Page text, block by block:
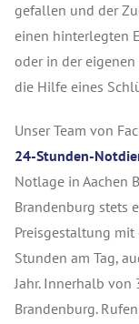
gefallen und der
einen hinterlegten
oder in der
die Hilfe eines
Unser Team von
24-Stunden-
Notlage in Aachen
Brandenburg stets
Preisgestaltung
Stunden am Tag,
Jahr. Innerhalb
Brandenburg.